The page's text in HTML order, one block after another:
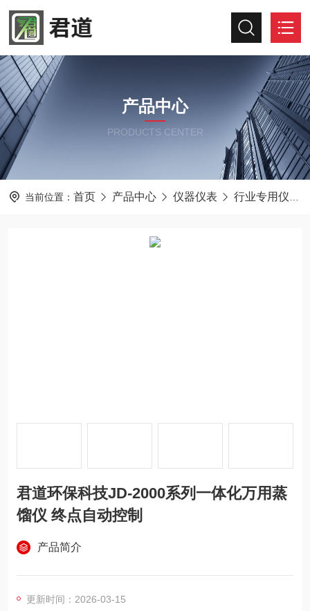
产品中心
PRODUCTS CENTER
当前位置： 首页 产品中心 仪器仪表 行业专用仪器仪表
君道环保科技JD-2000系列一体化万用蒸
馏仪 终点自动控制
产品简介
更新时间：2026-03-15